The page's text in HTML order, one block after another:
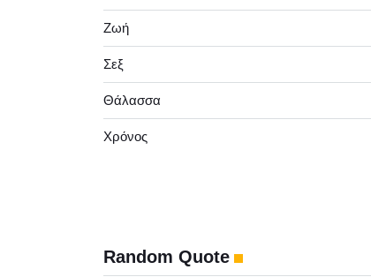
Ζωή
Σεξ
Θάλασσα
Χρόνος
Random Quote